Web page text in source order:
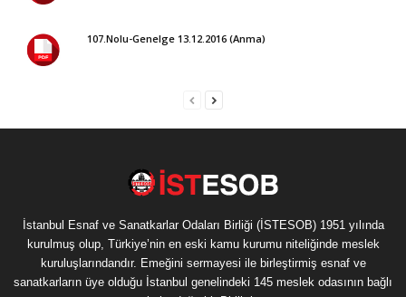
107.Nolu-Genelge 13.12.2016 (Anma)
İstanbul Esnaf ve Sanatkarlar Odaları Birliği (İSTESOB) 1951 yılında
kurulmuş olup, Türkiye’nin en eski kamu kurumu niteliğinde meslek
kuruluşlarındandır. Emeğini sermayesi ile birleştirmiş esnaf ve
sanatkarların üye olduğu İstanbul genelindeki 145 meslek odasının bağlı